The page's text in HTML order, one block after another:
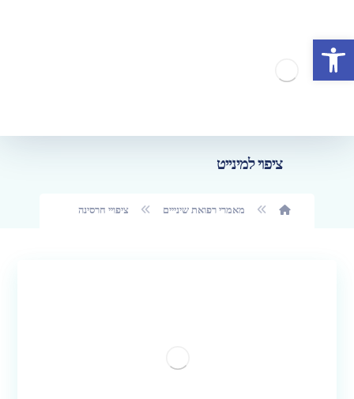
ציפוי למינייט
מאמרי רפואת שינייים ציפויי חרסינה
פתח סרגל נגישות